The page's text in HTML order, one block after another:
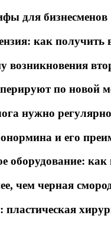
для бизнесменов
как получить
по новой
нужно регулярно
и его
оборудование:
чем черная